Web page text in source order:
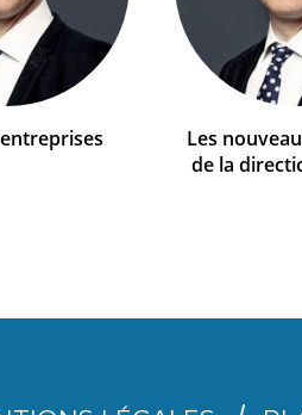
Les
de la